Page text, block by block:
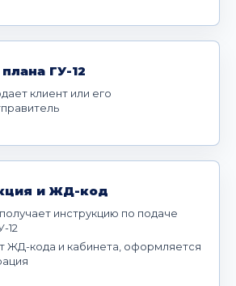
ГУ-12
клиент или его
и ЖД-код
инструкцию по подаче
12
ЖД-кода и кабинета, оформляется